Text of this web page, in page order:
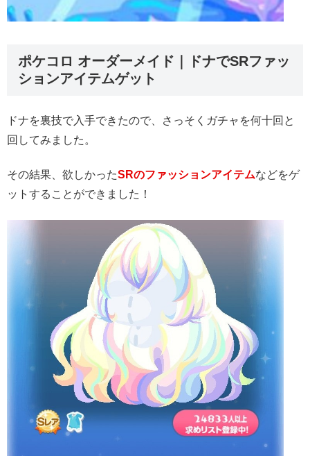
ポケコロ オーダーメイド｜ドナでSRファッ
ションアイテムゲット
ドナを裏技で入手できたので、さっそくガチャを何十回と
回してみました。
その結果、欲しかったSRのファッションアイテムなどをゲ
ットすることができました！